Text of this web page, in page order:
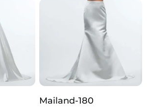
Mailand-180